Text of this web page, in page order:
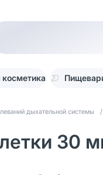
дыхательной системы /
30